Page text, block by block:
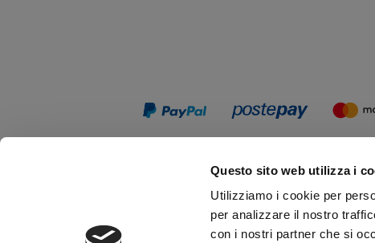
Questo sito web utilizza i
Utilizziamo i cookie per
per analizzare il nostro
con i nostri partner che si